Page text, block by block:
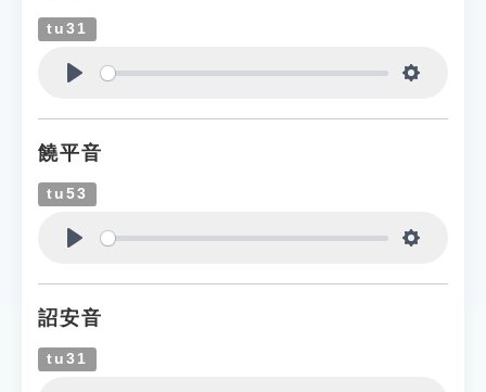
tu31
饒平音
tu53
詔安音
tu31